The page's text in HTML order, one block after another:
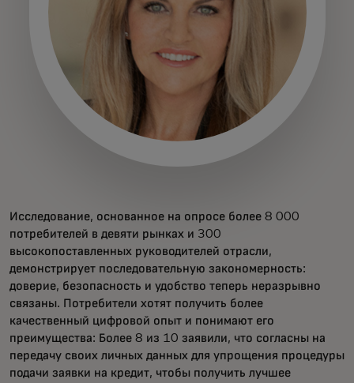
Исследование, основанное на опросе более 8 000
потребителей в девяти рынках и 300
высокопоставленных руководителей отрасли,
демонстрирует последовательную закономерность:
доверие, безопасность и удобство теперь неразрывно
связаны. Потребители хотят получить более
качественный цифровой опыт и понимают его
преимущества: Более 8 из 10 заявили, что согласны на
передачу своих личных данных для упрощения процедуры
подачи заявки на кредит, чтобы получить лучшее